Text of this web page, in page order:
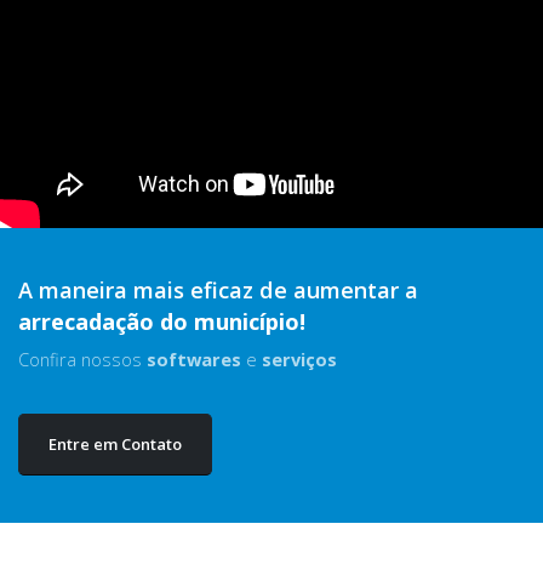
A maneira mais eficaz de aumentar a
arrecadação do município!
Confira nossos softwares e serviços
Entre em Contato